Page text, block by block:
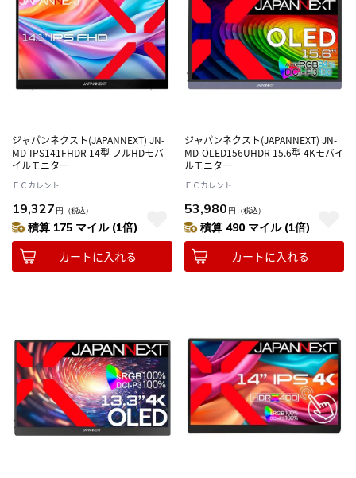
ジャパンネクスト(JAPANNEXT) JN-
MD-IPS141FHDR 14型 フルHDモバ
イルモニター
ＥＣカレント
19,327 円 （税込）
積算 175 マイル (1倍)
カートに入れる
ジャパンネクスト(JAPANNEXT) JN-
MD-OLED156UHDR 15.6型 4Kモバイ
ルモニター
ＥＣカレント
53,980 円 （税込）
積算 490 マイル (1倍)
カートに入れる